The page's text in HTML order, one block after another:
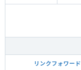
リンクフォワード